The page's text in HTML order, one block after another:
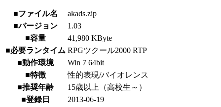
■ファイル名
akads.zip
■バージョン
1.03
■容量
41,980 KByte
■必要ランタイム RPGツクール2000 RTP
■動作環境
Win 7 64bit
■特徴
性的表現/バイオレンス
■推奨年齢
15歳以上（高校生～）
■登録日
2013-06-19